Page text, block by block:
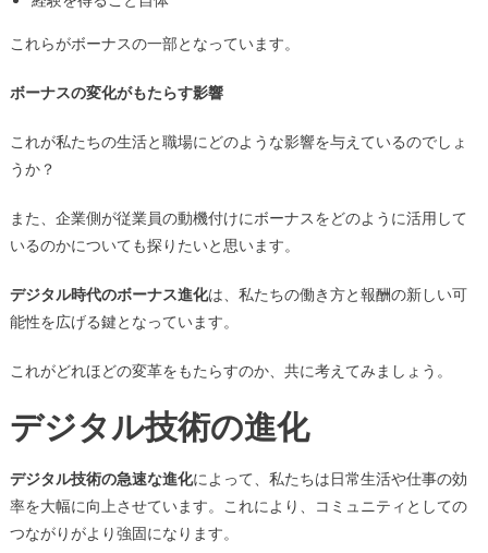
これらがボーナスの一部となっています。
ボーナスの変化がもたらす影響
これが私たちの生活と職場にどのような影響を与えているのでしょ
うか？
また、企業側が従業員の動機付けにボーナスをどのように活用して
いるのかについても探りたいと思います。
デジタル時代のボーナス進化は、私たちの働き方と報酬の新しい可
能性を広げる鍵となっています。
これがどれほどの変革をもたらすのか、共に考えてみましょう。
デジタル技術の進化
デジタル技術の急速な進化によって、私たちは日常生活や仕事の効
率を大幅に向上させています。これにより、コミュニティとしての
つながりがより強固になります。